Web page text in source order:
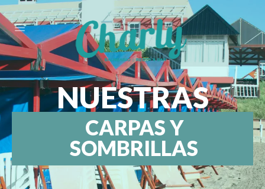
NUESTRAS
CARPAS Y
SOMBRILLAS